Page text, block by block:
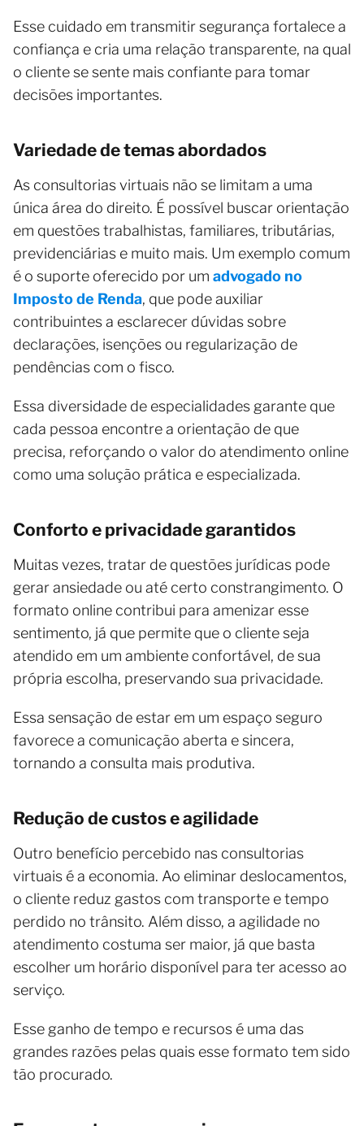
Esse cuidado em transmitir segurança fortalece a
confiança e cria uma relação transparente, na qual
o cliente se sente mais confiante para tomar
decisões importantes.
Variedade de temas abordados
As consultorias virtuais não se limitam a uma
única área do direito. É possível buscar orientação
em questões trabalhistas, familiares, tributárias,
previdenciárias e muito mais. Um exemplo comum
é o suporte oferecido por um advogado no
Imposto de Renda, que pode auxiliar
contribuintes a esclarecer dúvidas sobre
declarações, isenções ou regularização de
pendências com o fisco.
Essa diversidade de especialidades garante que
cada pessoa encontre a orientação de que
precisa, reforçando o valor do atendimento online
como uma solução prática e especializada.
Conforto e privacidade garantidos
Muitas vezes, tratar de questões jurídicas pode
gerar ansiedade ou até certo constrangimento. O
formato online contribui para amenizar esse
sentimento, já que permite que o cliente seja
atendido em um ambiente confortável, de sua
própria escolha, preservando sua privacidade.
Essa sensação de estar em um espaço seguro
favorece a comunicação aberta e sincera,
tornando a consulta mais produtiva.
Redução de custos e agilidade
Outro benefício percebido nas consultorias
virtuais é a economia. Ao eliminar deslocamentos,
o cliente reduz gastos com transporte e tempo
perdido no trânsito. Além disso, a agilidade no
atendimento costuma ser maior, já que basta
escolher um horário disponível para ter acesso ao
serviço.
Esse ganho de tempo e recursos é uma das
grandes razões pelas quais esse formato tem sido
tão procurado.